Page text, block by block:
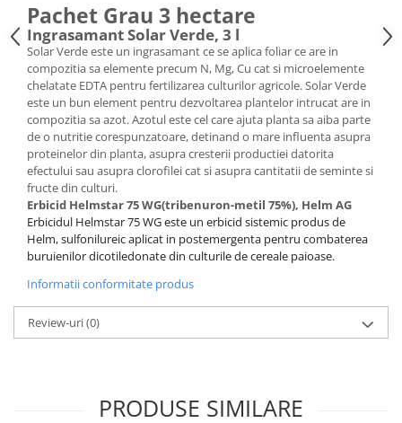
Pachet Grau 3 hectare
Ingrasamant Solar Verde, 3 l
Solar Verde este un ingrasamant ce se aplica foliar ce are in
compozitia sa elemente precum N, Mg, Cu cat si microelemente
chelatate EDTA pentru fertilizarea culturilor agricole. Solar Verde
este un bun element pentru dezvoltarea plantelor intrucat are in
compozitia sa azot. Azotul este cel care ajuta planta sa aiba parte
de o nutritie corespunzatoare, detinand o mare influenta asupra
proteinelor din planta, asupra cresterii productiei datorita
efectului sau asupra clorofilei cat si asupra cantitatii de seminte si
fructe din culturi.
Erbicid Helmstar 75 WG(tribenuron-metil 75%), Helm AG
Erbicidul Helmstar 75 WG este un erbicid sistemic produs de
Helm, sulfonilureic aplicat in postemergenta pentru combaterea
buruienilor dicotiledonate din culturile de cereale paioase.
Informatii conformitate produs
Review-uri(0)
PRODUSE SIMILARE